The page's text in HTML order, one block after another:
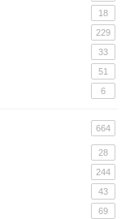
18
229
33
51
6
664
28
244
43
69